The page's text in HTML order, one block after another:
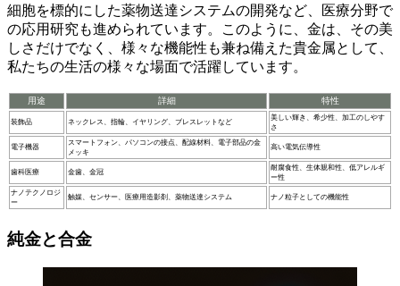
細胞を標的にした薬物送達システムの開発など、医療分野で
の応用研究も進められています。このように、金は、その美
しさだけでなく、様々な機能性 も兼ね備えた貴金属として、
私たちの生活の様々な場面で活躍しています。
用途 詳細 特性
装飾品 ネックレス、指輪、イヤリング、ブレスレットなど
美しい輝き、希少性、加工のしやす
さ
電子機器
スマートフォン、パソコンの接点、配線材料、電子部品の金
メッキ
高い電気伝導性
歯科医療 金歯、金冠
耐腐食性、生体親和性、低アレルギ
ー性
ナノテクノロジ
ー
触媒、センサー、医療用造影剤、薬物送達システム ナノ粒子としての機能性
純金と合金